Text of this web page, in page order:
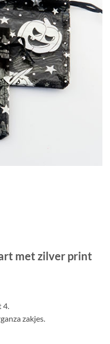
met zilver print
4.
zakjes.